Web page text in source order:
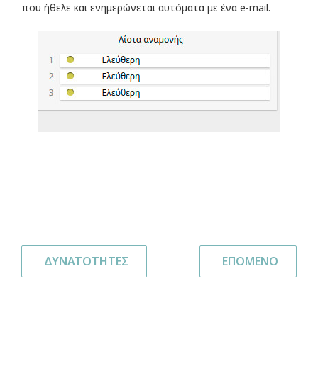
που ήθελε και ενημερώνεται αυτόματα με ένα e-mail.
ΔΥΝΑΤΟΤΗΤΕΣ ΕΠΟΜΕΝΟ